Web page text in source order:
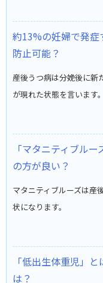
約13%の妊婦で発
防止可能？
産後うつ病は分娩後に新
が現れた状態を言います。
「マタニティブル
の方が良い？
マタニティブルーズは産
状になります。
「低出生体重児」
は？